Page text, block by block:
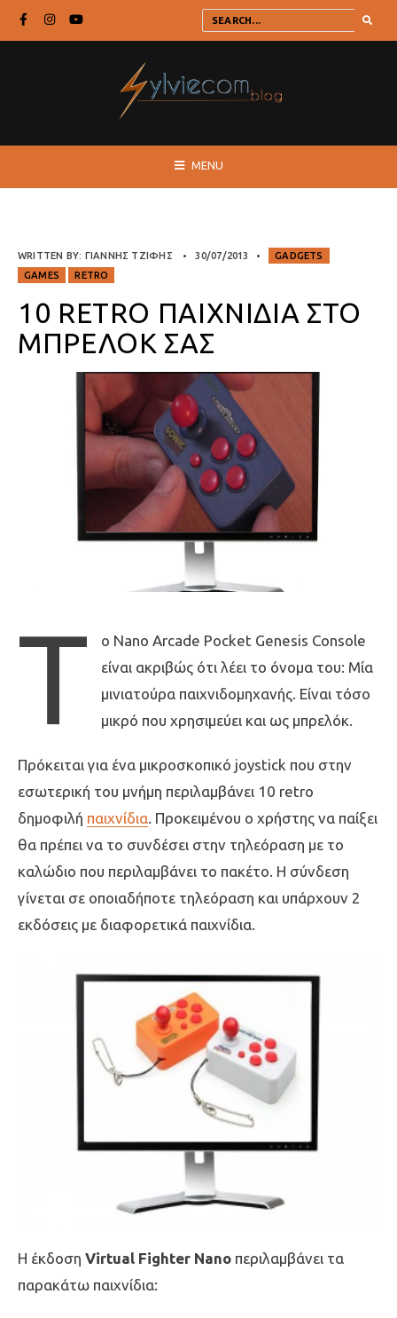
MENU
WRITTEN BY: ΓΙΆΝΝΗΣ ΤΖΙΦΉΣ • 30/07/2013 •
GADGETS
GAMES
RETRO
10 RETRO ΠΑΙΧΝΊΔΙΑ ΣΤΟ
ΜΠΡΕΛΌΚ ΣΑΣ
Τ
ο Nano Arcade Pocket Genesis Console
είναι ακριβώς ότι λέει το όνομα του: Μία
μινιατούρα παιχνιδομηχανής. Είναι τόσο
μικρό που χρησιμεύει και ως μπρελόκ.
Πρόκειται για ένα μικροσκοπικό joystick που στην
εσωτερική του μνήμη περιλαμβάνει 10 retro
δημοφιλή παιχνίδια. Προκειμένου ο χρήστης να παίξει
θα πρέπει να το συνδέσει στην τηλεόραση με το
καλώδιο που περιλαμβάνει το πακέτο. Η σύνδεση
γίνεται σε οποιαδήποτε τηλεόραση και υπάρχουν 2
εκδόσεις με διαφορετικά παιχνίδια.
Η έκδοση Virtual Fighter Nano περιλαμβάνει τα
παρακάτω παιχνίδια: